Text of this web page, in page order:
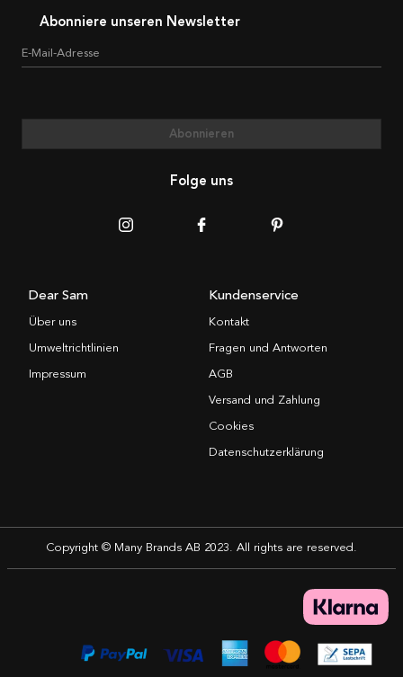
Abonniere unseren Newsletter
E-Mail-Adresse
Abonnieren
Folge uns
Dear Sam
Über uns
Umweltrichtlinien
Impressum
Kundenservice
Kontakt
Fragen und Antworten
AGB
Versand und Zahlung
Cookies
Datenschutzerklärung
Copyright © Many Brands AB 2023. All rights are reserved.